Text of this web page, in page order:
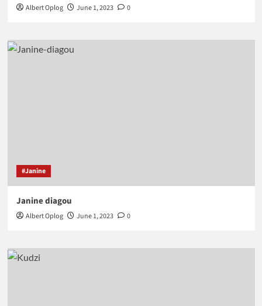
Albert Oplog June 1, 2023 0
#Janine
Janine diagou
Albert Oplog June 1, 2023 0